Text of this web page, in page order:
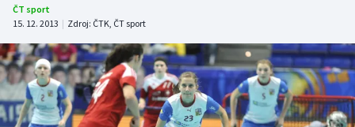
Atletika
Cyklistika
DALŠÍ SPORTY
ČT sport
15. 12. 2013 | Zdroj: ČTK, ČT sport